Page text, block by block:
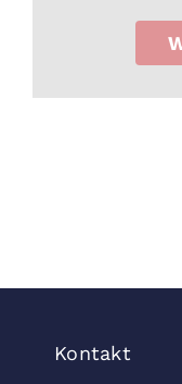
Kontakt